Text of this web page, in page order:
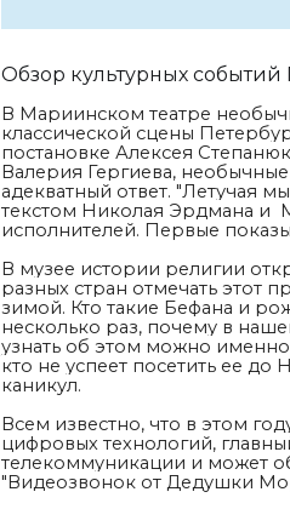
Обзор культурных событий
В Мариинском театре
классической сцены
постановке Алексея
Валерия Гергиева,
адекватный ответ. "Летучая
текстом Николая Эрдмана и
исполнителей. Первые
В музее истории религии
разных стран отмечать этот
зимой. Кто такие Бефана и
несколько раз, почему в
узнать об этом можно именно
кто не успеет посетить ее до
каникул.
Всем известно, что в этом
цифровых технологий,
телекоммуникации и может
"Видеозвонок от Дедушки